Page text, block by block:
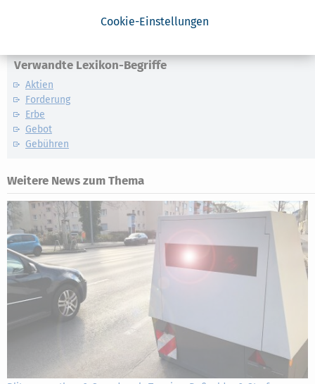
Cookie-Einstellungen
Altersvorsorge, Rente & Finanzen
Verwandte Lexikon-Begriffe
Aktien
Forderung
Erbe
Gebot
Gebühren
Weitere News zum Thema